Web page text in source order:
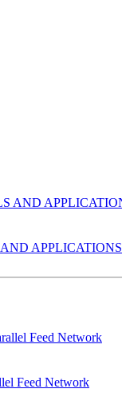
APPLICATIONS
Feed Network